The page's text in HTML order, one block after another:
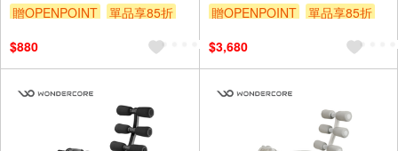
贈OPENPOINT
單品享85折
$880
贈OPENPOINT
單品享85折
$3,680